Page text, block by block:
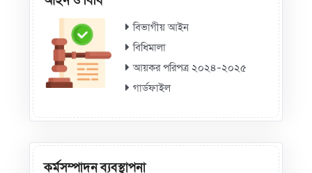
বিভাগীয় আইন
বিধিমালা
আয়কর পরিপত্র ২০২৪-২০২৫
গার্ডফাইল
কর্মসম্পাদন ব্যবস্থাপনা